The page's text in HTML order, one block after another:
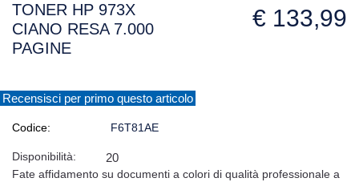
TONER HP 973X
CIANO RESA 7.000
PAGINE
€ 133,99
Recensisci per primo questo articolo
Codice: F6T81AE
Disponibilità: 20
Fate affidamento su documenti a colori di qualità professionale a